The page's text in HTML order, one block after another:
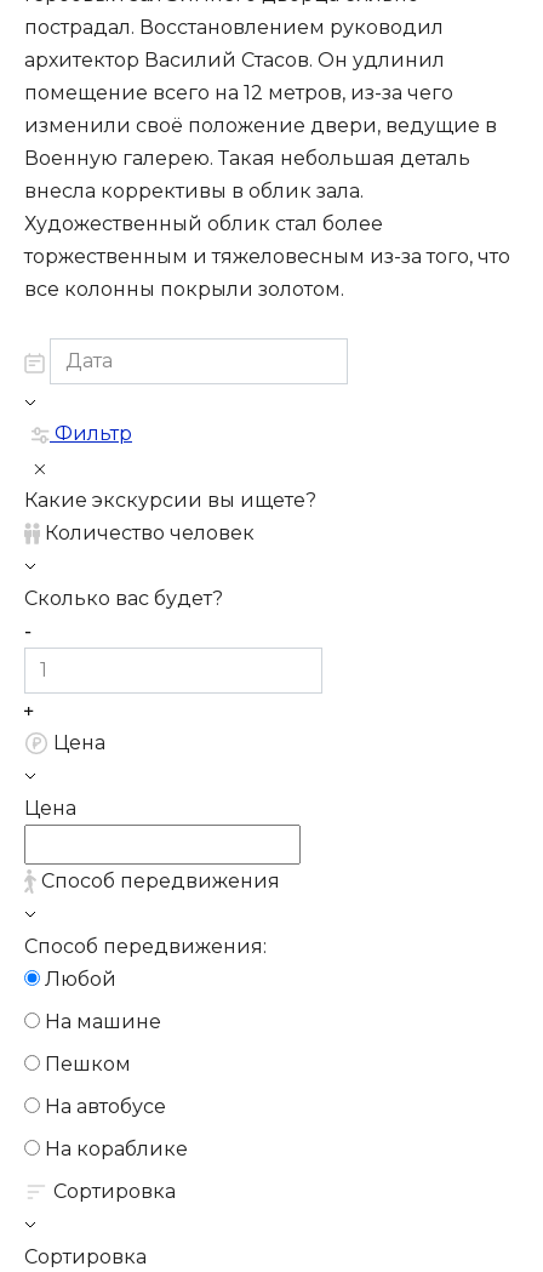
пострадал. Восстановлением руководил
архитектор Василий Стасов. Он удлинил
помещение всего на 12 метров, из-за чего
изменили своё положение двери, ведущие в
Военную галерею. Такая небольшая деталь
внесла коррективы в облик зала.
Художественный облик стал более
торжественным и тяжеловесным из-за того, что
все колонны покрыли золотом.
Фильтр
Какие экскурсии вы ищете?
Количество человек
Сколько вас будет?
Цена
Цена
Способ передвижения
Способ передвижения:
Любой
На машине
Пешком
На автобусе
На кораблике
Сортировка
Сортировка